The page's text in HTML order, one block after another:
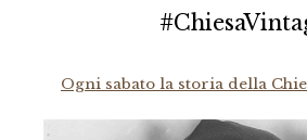
Ogni sabato la storia della